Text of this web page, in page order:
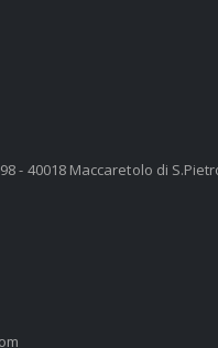
- 40018 Maccaretolo di